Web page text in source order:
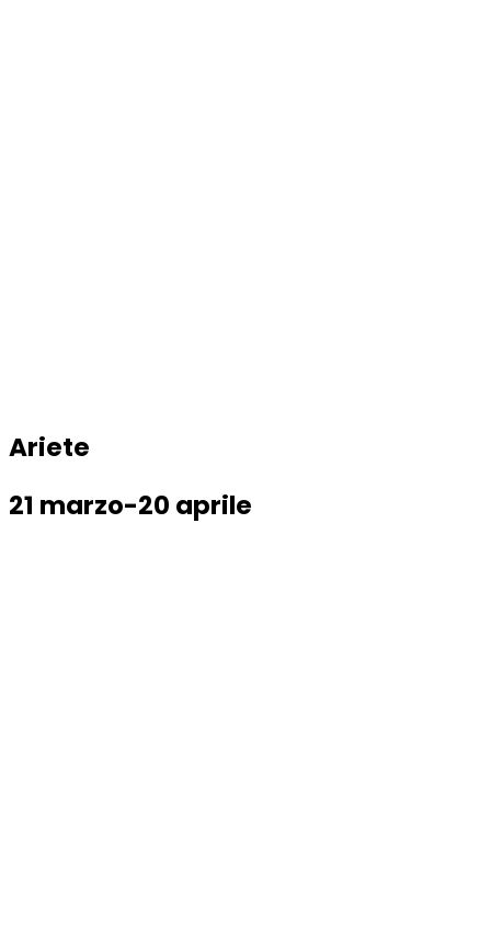
Ariete
21 marzo-20 aprile